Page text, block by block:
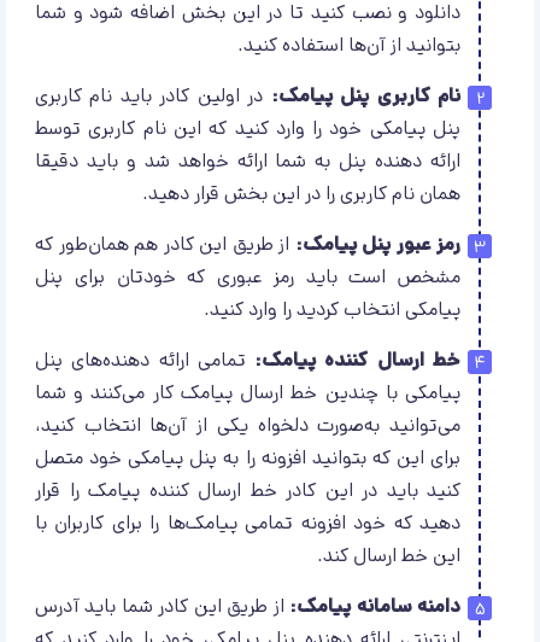
دانلود و نصب کنید تا در این بخش اضافه شود و شما
بتوانید از آن‌ها استفاده کنید.
نام کاربری پنل پیامک: در اولین کادر باید نام کاربری
پنل پیامکی خود را وارد کنید که این نام کاربری توسط
ارائه دهنده پنل به شما ارائه خواهد شد و باید دقیقا
همان نام کاربری را در این بخش قرار دهید.
رمز عبور پنل پیامک: از طریق این کادر هم همان‌طور که
مشخص است باید رمز عبوری که خودتان برای پنل
پیامکی انتخاب کردید را وارد کنید.
خط ارسال کننده پیامک: تمامی ارائه دهنده‌های پنل
پیامکی با چندین خط ارسال پیامک کار می‌کنند و شما
می‌توانید به‌صورت دلخواه یکی از آن‌ها انتخاب کنید،
برای این که بتوانید افزونه را به پنل پیامکی خود متصل
کنید باید در این کادر خط ارسال کننده پیامک را قرار
دهید که خود افزونه تمامی پیامک‌ها را برای کاربران با
این خط ارسال کند.
دامنه سامانه پیامک: از طریق این کادر شما باید آدرس